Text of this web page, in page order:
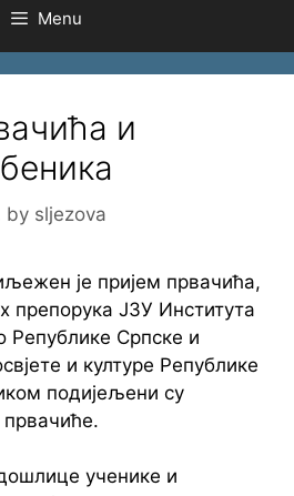
Menu
и
by sljezova
је пријем првачића,
препорука ЈЗУ Института
Републике Српске и
и културе Републике
подијељени су
ученике и